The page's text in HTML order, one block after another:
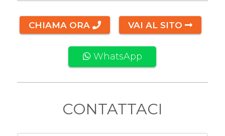
CHIAMA ORA VAI AL SITO
WhatsApp
CONTATTACI